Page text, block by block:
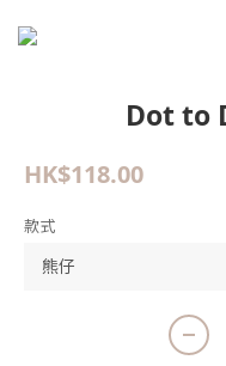
Dot to
HK$118.00
款式